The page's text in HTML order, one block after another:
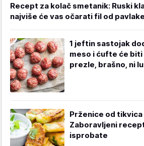
Recept za kolač smetanik: Ruski
najviše će vas očarati fil od
1 jeftin sastojak
meso i ćufte će biti
prezle, brašno, ni
Prženice od
Zaboravljeni
isprobate